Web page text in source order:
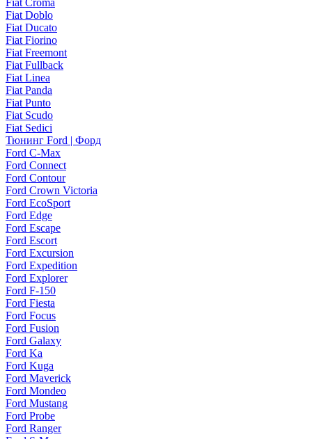
Fiat Croma
Fiat Doblo
Fiat Ducato
Fiat Fiorino
Fiat Freemont
Fiat Fullback
Fiat Linea
Fiat Panda
Fiat Punto
Fiat Scudo
Fiat Sedici
Тюнинг Ford | Форд
Ford C-Max
Ford Connect
Ford Contour
Ford Crown Victoria
Ford EcoSport
Ford Edge
Ford Escape
Ford Escort
Ford Excursion
Ford Expedition
Ford Explorer
Ford F-150
Ford Fiesta
Ford Focus
Ford Fusion
Ford Galaxy
Ford Ka
Ford Kuga
Ford Maverick
Ford Mondeo
Ford Mustang
Ford Probe
Ford Ranger